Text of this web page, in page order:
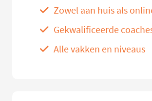
Zowel aan huis als
Gekwalificeerde
Alle vakken en niveaus